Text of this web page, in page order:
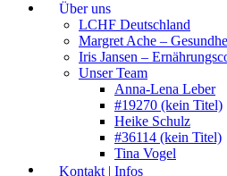
Über uns
LCHF Deutschland
Margret Ache –
Iris Jansen –
Unser Team
Anna-Lena Leber
#19270 (kein Titel)
Heike Schulz
#36114 (kein Titel)
Tina Vogel
Kontakt | Infos